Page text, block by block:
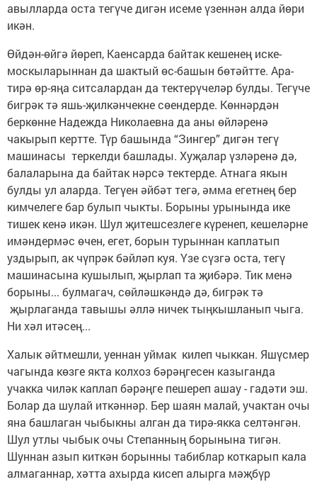
авылларда оста тегүче дигән исеме үзеннән алда йөри
икән.
Өйдән-өйгә йөреп, Каенсарда байтак кешенең иске-
москыларыннан да шактый өс-башын бөтәйтте. Ара-
тирә өр-яңа ситсалардан да тектерүчеләр булды. Тегүче
бигрәк тә яшь-җилкәнчекне сөендерде. Көннәрдән
беркөнне Надежда Николаевна да аны өйләренә
чакырып кертте. Түр башында “Зингер” дигән тегү
машинасы теркелди башлады. Хуҗалар үзләренә дә,
балаларына да байтак нәрсә тектерде. Атнага якын
булды ул аларда. Тегүен әйбәт тегә, әмма егетнең бер
кимчелеге бар булып чыкты. Борыны урынында ике
тишек кенә икән. Шул җитешсезлеге күренеп, кешеләрне
имәндермәс өчен, егет, борын турыннан каплатып
уздырып, ак чүпрәк бәйләп куя. Үзе сүзгә оста, тегү
машинасына кушылып, җырлап та җибәрә. Тик менә
борыны... булмагач, сөйләшкәндә дә, бигрәк тә
җырлаганда тавышы әллә ничек тыңкышланып чыга.
Ни хәл итәсең...
Халык әйтмешли, уеннан уймак килеп чыккан. Яшүсмер
чагында көзге якта колхоз бәрәңгесен казыганда
учакка чиләк каплап бәрәңге пешереп ашау - гадәти эш.
Болар да шулай иткәннәр. Бер шаян малай, учактан очы
яна башлаган чыбыкны алган да тирә-якка селтәнгән.
Шул утлы чыбык очы Степанның борынына тигән.
Шуннан азып киткән борынны табиблар коткарып кала
алмаганнар, хәтта ахырда кисеп алырга мәҗбүр